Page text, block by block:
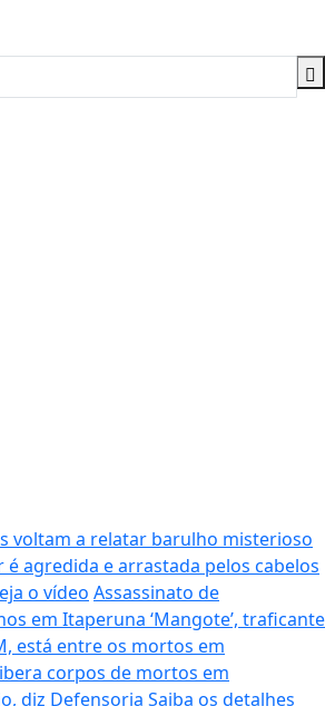
voltam a relatar barulho misterioso
é agredida e arrastada pelos cabelos
o vídeo Assassinato de
em Itaperuna ‘Mangote’, traficante
está entre os mortos em
corpos de mortos em
diz Defensoria Saiba os detalhes